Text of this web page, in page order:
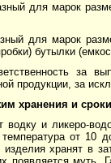
для марок
для марок
бутылки
за
продукции, за
хранения и
водку и ликеро-
температура от 10
изделия хранят в